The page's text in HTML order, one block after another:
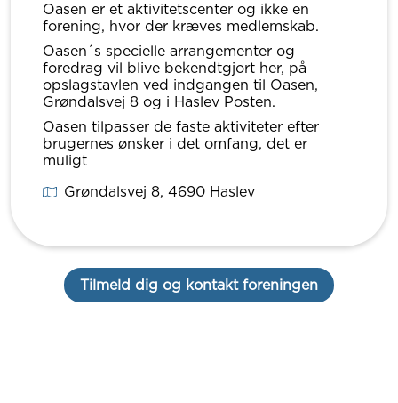
Oasen er et aktivitetscenter og ikke en
forening, hvor der kræves medlemskab.
Oasen´s specielle arrangementer og
foredrag vil blive bekendtgjort her, på
opslagstavlen ved indgangen til Oasen,
Grøndalsvej 8 og i Haslev Posten.
Oasen tilpasser de faste aktiviteter efter
brugernes ønsker i det omfang, det er
muligt
Grøndalsvej 8, 4690Haslev
Tilmeld dig og kontakt foreningen